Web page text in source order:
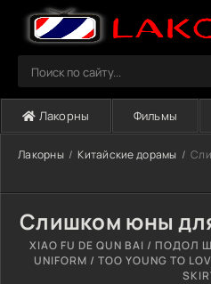
Лакорны Фильмы
Лакорны Китайские дорамы
Слишком юны
XIAO FU DE QUN BAI /
UNIFORM / TOO YOUNG TO